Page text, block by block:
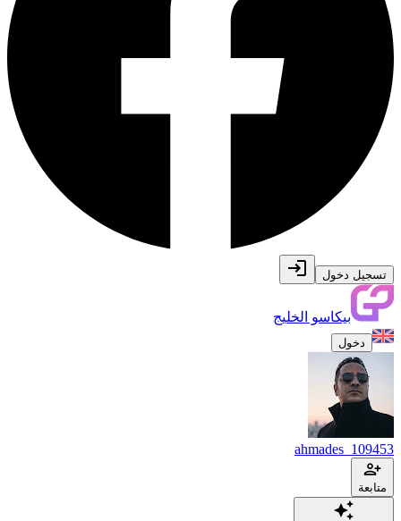
تسجيل دخول
بيكاسو الخليج
دخول
ahmades_109453
متابعة